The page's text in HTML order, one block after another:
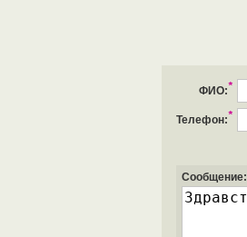
ФИО:*
Телефон:*
Сообщение: